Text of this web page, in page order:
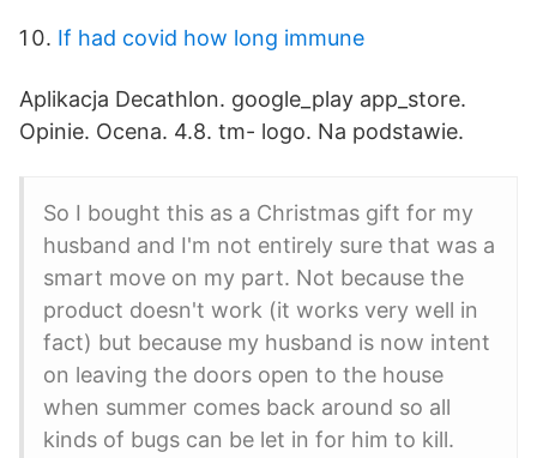
If had covid how long immune
Aplikacja Decathlon. google_play app_store.
Opinie. Ocena. 4.8. tm- logo. Na podstawie.
So I bought this as a Christmas gift for my
husband and I'm not entirely sure that was a
smart move on my part. Not because the
product doesn't work (it works very well in
fact) but because my husband is now intent
on leaving the doors open to the house
when summer comes back around so all
kinds of bugs can be let in for him to kill.